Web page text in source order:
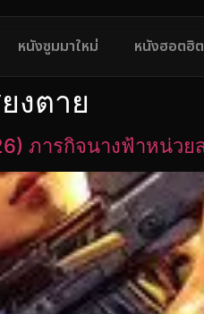
หนังซูมมาใหม่ หนังฮอตฮิต
งตาย
ภารกิจนางฟ้าหน่วย